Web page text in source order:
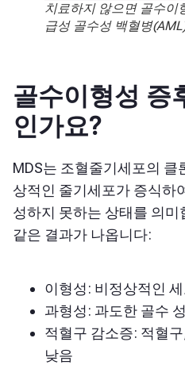
치료하지 않으면 골수이
급성 골수성 백혈병
골수이형성 증
인가요?
MDS는 조혈줄기세포의 클
상적인 줄기세포가 증식하
성하지 못하는 상태를 의
같은 결과가 나옵니다:
이형성: 비정상적인
과형성: 과도한 골수
적혈구 감소증: 적혈
낮음